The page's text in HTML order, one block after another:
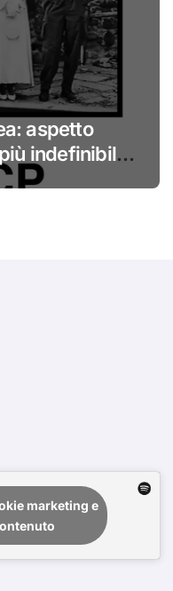
aspetto
indefinibile
marketing e